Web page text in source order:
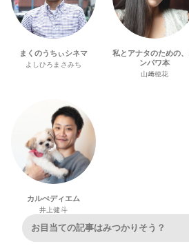
まくのうちぃシネマ
よしひろまさみち
私とアナタのための
ンパワ本
山﨑穂花
カルぺディエム
井上健斗